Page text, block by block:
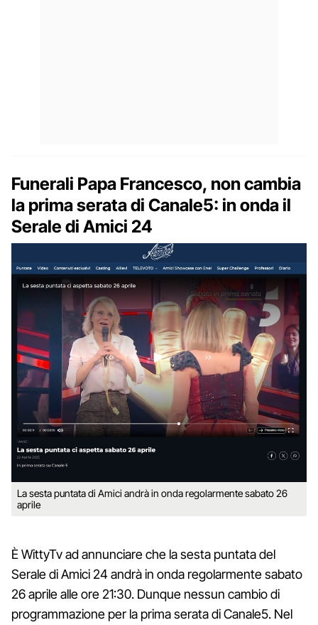
Funerali Papa Francesco, non cambia
la prima serata di Canale5: in onda il
Serale di Amici 24
La sesta puntata di Amici andrà in onda regolarmente sabato 26
aprile
È WittyTv ad annunciare che la sesta puntata del
Serale di Amici 24 andrà in onda regolarmente sabato
26 aprile alle ore 21:30. Dunque nessun cambio di
programmazione per la prima serata di Canale5. Nel